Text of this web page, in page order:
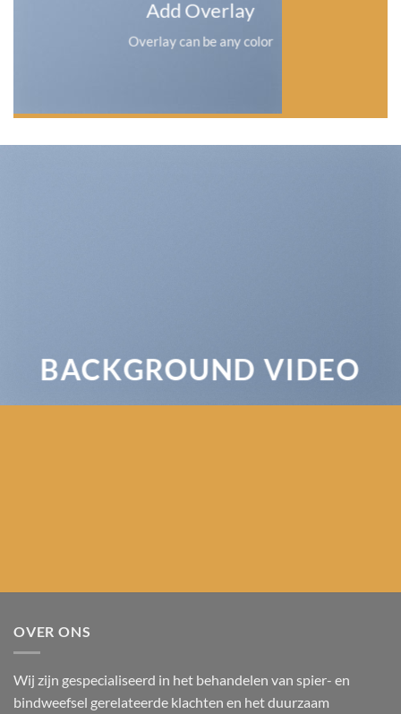
Add Overlay
Overlay can be any color
BACKGROUND VIDEO
OVER ONS
Wij zijn gespecialiseerd in het behandelen van spier- en
bindweefsel gerelateerde klachten en het duurzaam